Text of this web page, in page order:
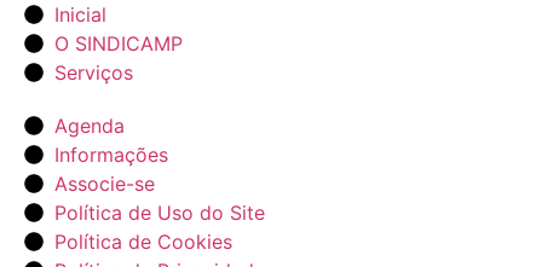
Inicial
O SINDICAMP
Serviços
Agenda
Informações
Associe-se
Política de Uso do Site
Política de Cookies